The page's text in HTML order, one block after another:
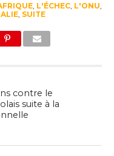
, L'ÉCHEC, L'ONU
, SUITE
contre le
suite à la